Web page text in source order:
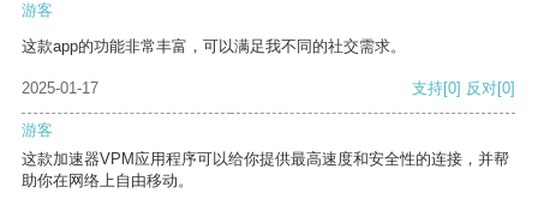
游客
这款app的功能非常丰富，可以满足我不同的社交需求。
2025-01-17 支持[0] 反对[0]
游客
这款加速器VPM应用程序可以给你提供最高速度和安全性的连接，并帮
助你在网络上自由移动。